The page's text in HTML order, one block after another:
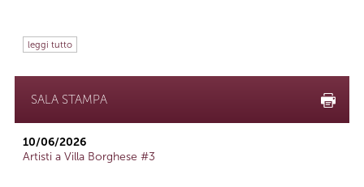
leggi tutto
SALA STAMPA
10/06/2026
Artisti a Villa Borghese #3